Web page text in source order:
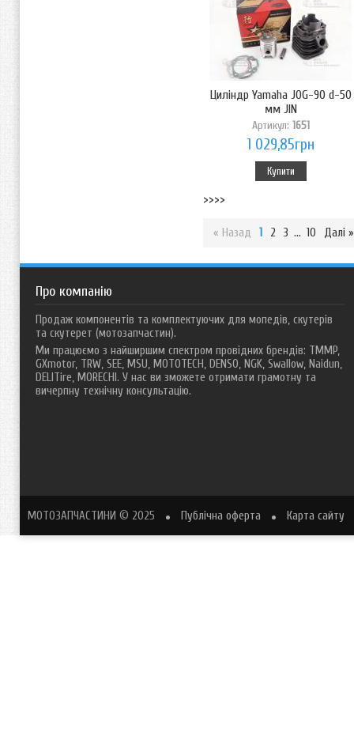
Циліндр Yamaha JOG-90 d-50
мм JIN
Артикул: 1651
1 029,85грн
Купити
>>>>
« Назад 1 2 3 ... 10 Далі »
Про компанію
Продаж компонентів та комплектуючих для мопедів, скутерів
та скутерет (мотозапчастин).
Ми працюємо з найширшим спектром провідних брендів: TMMP,
GXmotor, TRW, SEE, MSU, MOTOTECH, DENSO, NGK, Swallow, Naidun,
DELITire, MORECHI. У нас ви зможете отримати грамотну та
вичерпну технічну консультацію.
МОТОЗАПЧАСТИНИ © 2025 Публічна оферта Карта сайту